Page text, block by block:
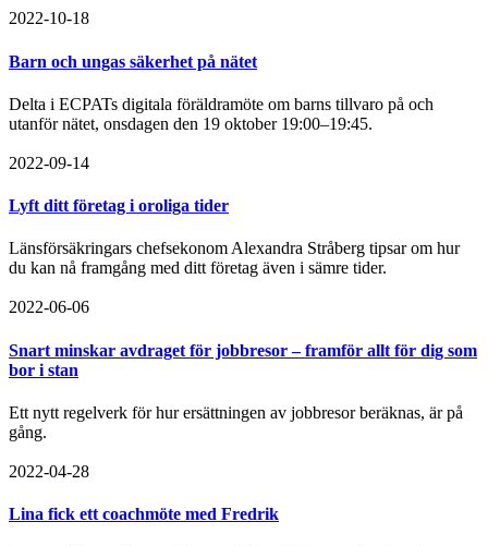
2022-10-18
Barn och ungas säkerhet på nätet
Delta i ECPATs digitala föräldramöte om barns tillvaro på och
utanför nätet, onsdagen den 19 oktober 19:00–19:45.
2022-09-14
Lyft ditt företag i oroliga tider
Länsförsäkringars chefsekonom Alexandra Stråberg tipsar om hur
du kan nå framgång med ditt företag även i sämre tider.
2022-06-06
Snart minskar avdraget för jobbresor – framför allt för dig som
bor i stan
Ett nytt regelverk för hur ersättningen av jobbresor beräknas, är på
gång.
2022-04-28
Lina fick ett coachmöte med Fredrik